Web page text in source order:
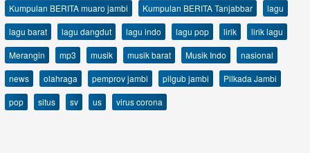
Kumpulan BERITA muaro jambi
Kumpulan BERITA Tanjabbar
lagu
lagu barat
lagu dangdut lagu indo lagu pop lirik
lirik lagu
Merangin
mp3 musik musik barat Musik Indo
nasional
news
olahraga pemprov jambi pilgub jambi
Pilkada Jambi
pop
situs sv us virus corona